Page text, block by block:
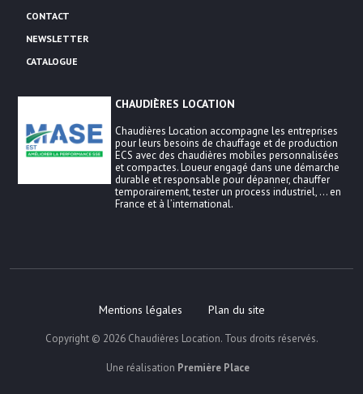
CONTACT
NEWSLETTER
CATALOGUE
CHAUDIÈRES LOCATION
Chaudières Location accompagne les entreprises
pour leurs besoins de chauffage et de production
ECS avec des chaudières mobiles personnalisées
et compactes. Loueur engagé dans une démarche
durable et responsable pour dépanner, chauffer
temporairement, tester un process industriel, … en
France et à l’international.
Mentions légales Plan du site
Copyright © 2026 Chaudières Location. Tous droits réservés.
Une réalisation Première Place